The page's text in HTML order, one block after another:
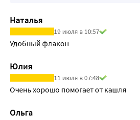
Наталья
19 июля в 10:57
Удобный флакон
Юлия
11 июля в 07:48
Очень хорошо помогает от кашля
Ольга